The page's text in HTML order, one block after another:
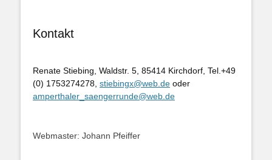
Kontakt
Renate Stiebing, Waldstr. 5, 85414 Kirchdorf, Tel.+49
(0) 1753274278, stiebingx@web.de oder
amperthaler_saengerrunde@web.de
Webmaster: Johann Pfeiffer